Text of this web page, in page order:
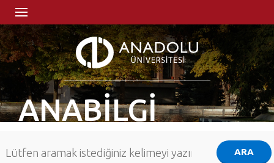
ANABİLGİ